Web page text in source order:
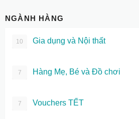
NGÀNH HÀNG
10 Gia dụng và Nội thất
7 Hàng Mẹ, Bé và Đồ chơi
7 Vouchers TẾT